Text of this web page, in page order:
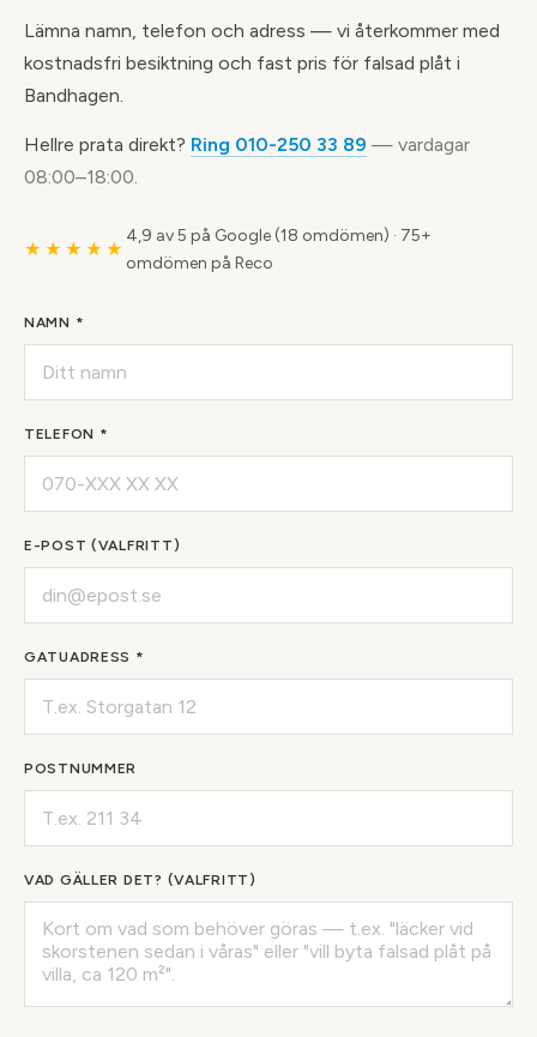
Lämna namn, telefon och adress — vi återkommer med
kostnadsfri besiktning och fast pris för falsad plåt i
Bandhagen.
Hellre prata direkt? Ring 010-250 33 89 — vardagar
08:00–18:00.
★★★★★
4,9 av 5 på Google (18 omdömen) · 75+
omdömen på Reco
NAMN *
TELEFON *
E-POST (VALFRITT)
GATUADRESS *
POSTNUMMER
VAD GÄLLER DET? (VALFRITT)